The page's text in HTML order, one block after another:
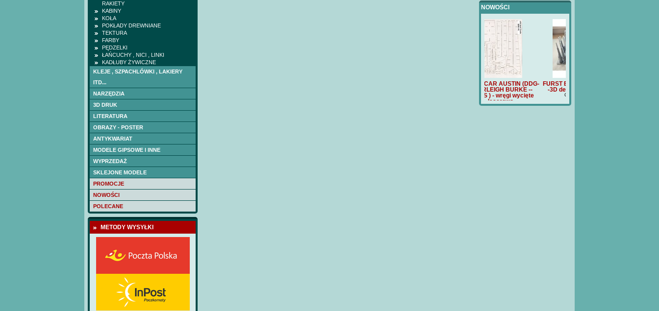
RAKIETY
KABINY
KOŁA
POKŁADY DREWNIANE
TEKTURA
FARBY
PĘDZELKI
ŁAŃCUCHY , NICI , LINKI
KADŁUBY ŻYWICZNE
KLEJE , SZPACHLÓWKI , LAKIERY
ITD...
NARZĘDZIA
3D DRUK
LITERATURA
OBRAZY - POSTER
ANTYKWARIAT
MODELE GIPSOWE I INNE
WYPRZEDAŻ
SKLEJONE MODELE
PROMOCJE
NOWOŚCI
POLECANE
METODY WYSYŁKI
NOWOŚCI
FURST BISMARCK (BM397)
-3D detale drukowane 3d
Cena:180 PLN